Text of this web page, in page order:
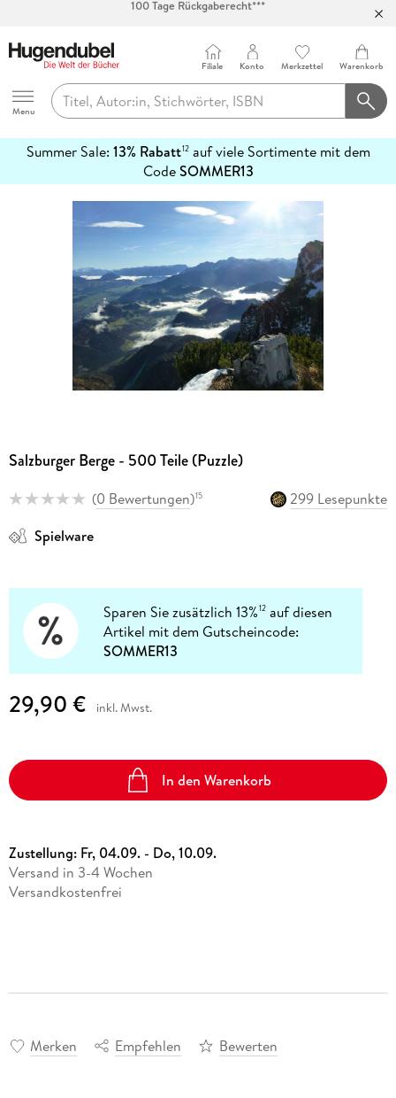
Abholung in über 100 Filialen
Hugendubel
Menu
Filiale Konto Merkzettel Warenkorb
Summer Sale: 13% Rabatt12auf viele Sortimente mit dem
CodeSOMMER13
erfahren
Salzburger Berge - 500 Teile (Puzzle)
(0 Bewertungen)15
299 Lesepunkte
Spielware
Sparen Sie zusätzlich 13%12 auf diesen
Artikel mit dem Gutscheincode:
SOMMER13
29,90 € inkl. Mwst.
In den Warenkorb
Zustellung: Fr, 04.09. - Do, 10.09.
Versand in 3-4 Wochen
Versandkostenfrei
Merken Empfehlen Bewerten